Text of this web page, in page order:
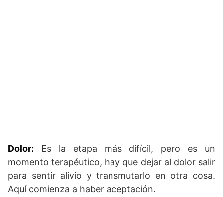
Dolor: Es la etapa más difícil, pero es un
momento terapéutico, hay que dejar al dolor salir
para sentir alivio y transmutarlo en otra cosa.
Aquí comienza a haber aceptación.